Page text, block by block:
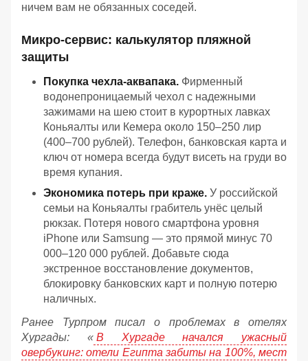
ничем вам не обязанных соседей.
Микро-сервис: калькулятор пляжной
защиты
Покупка чехла-аквапака. Фирменный
водонепроницаемый чехол с надежными
зажимами на шею стоит в курортных лавках
Коньяалты или Кемера около 150–250 лир
(400–700 рублей). Телефон, банковская карта и
ключ от номера всегда будут висеть на груди во
время купания.
Экономика потерь при краже. У российской
семьи на Коньяалты грабитель унёс целый
рюкзак. Потеря нового смартфона уровня
iPhone или Samsung — это прямой минус 70
000–120 000 рублей. Добавьте сюда
экстренное восстановление документов,
блокировку банковских карт и полную потерю
наличных.
Ранее Турпром писал о проблемах в отелях
Хургады: « В Хургаде начался ужасный
овербукинг: отели Египта забиты на 100%, мест